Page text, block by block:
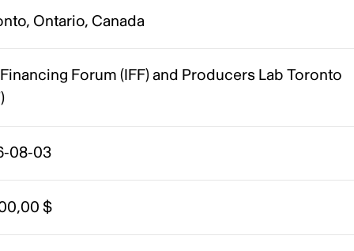
Ontario, Canada
Financing Forum (IFF) and Producers Lab Toronto
08-03
$